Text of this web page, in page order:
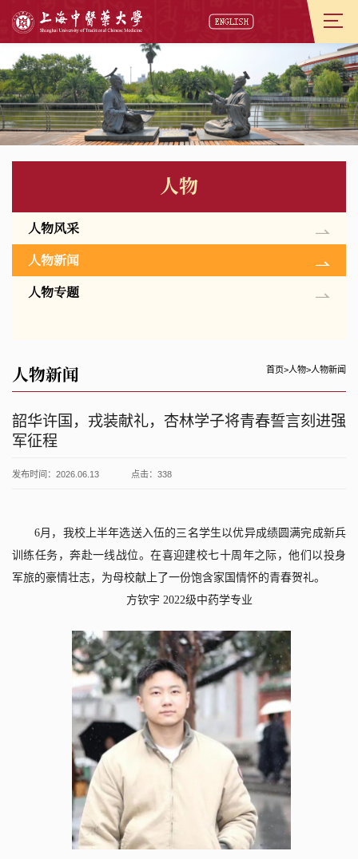
人物
人物风采
人物新闻
人物专题
人物新闻 首页>人物>人物新闻
韶华许国，戎装献礼，杏林学子将青春誓言刻进强
军征程
发布时间：2026.06.13 点击： 338
6月，我校上半年选送入伍的三名学生以优异成绩圆满完成新兵
训练任务，奔赴一线战位。在喜迎建校七十周年之际，他们以投身
军旅的豪情壮志，为母校献上了一份饱含家国情怀的青春贺礼。
方钦宇 2022级中药学专业